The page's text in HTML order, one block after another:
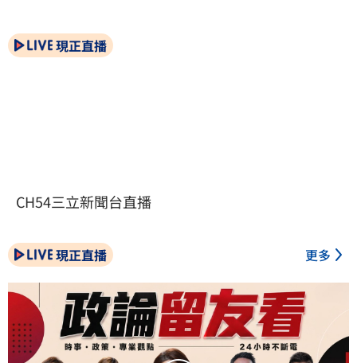
現正直播
CH54三立新聞台直播
現正直播 更多